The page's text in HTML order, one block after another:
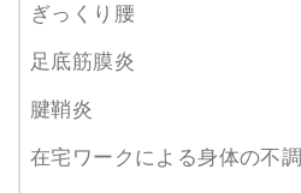
ぎっくり腰
足底筋膜炎
腱鞘炎
在宅ワークによる身体の不調